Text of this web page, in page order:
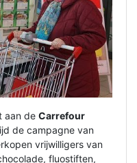
aan de Carrefour
de campagne van
vrijwilligers van
fluostiften,